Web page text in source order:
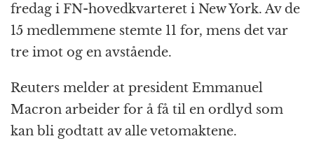
fredag i FN-hovedkvarteret i New York. Av de
15 medlemmene stemte 11 for, mens det var
tre imot og en avstående.
Reuters melder at president Emmanuel
Macron arbeider for å få til en ordlyd som
kan bli godtatt av alle vetomaktene.